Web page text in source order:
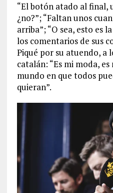
“El botón atado al final,
¿no?”; “Faltan unos
arriba”; “O sea, esto es
los comentarios de sus
Piqué por su atuendo, a
catalán: “Es mi moda,
mundo en que todos
quieran”.